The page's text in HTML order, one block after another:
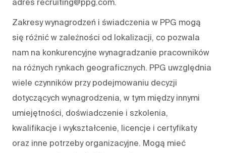
adres recruiting@ppg.com.
Zakresy wynagrodzeń i świadczenia w PPG mogą
się różnić w zależności od lokalizacji, co pozwala
nam na konkurencyjne wynagradzanie pracowników
na różnych rynkach geograficznych. PPG uwzględnia
wiele czynników przy podejmowaniu decyzji
dotyczących wynagrodzenia, w tym między innymi
umiejętności, doświadczenie i szkolenia,
kwalifikacje i wykształcenie, licencje i certyfikaty
oraz inne potrzeby organizacyjne. Mogą mieć